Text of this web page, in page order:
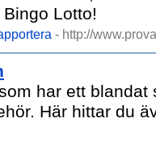
Lotto!
- http://
har ett
Här hittar du